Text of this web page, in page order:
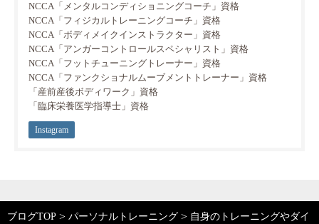
NCCA「メンタルコンディショニングコーチ」資格
NCCA「フィジカルトレーニングコーチ」資格
NCCA「ボディメイクインストラクター」資格
NCCA「アンガーコントロールスペシャリスト」資格
NCCA「フットチューニングトレーナー」資格
NCCA「ファンクショナルムーブメントトレーナー」資格
「産前産後ボディワーク」資格
「臨床栄養医学指導士」資格
Instagram
ブログTOP > パーソナルトレーニング > 自身のトレーニングやダイ